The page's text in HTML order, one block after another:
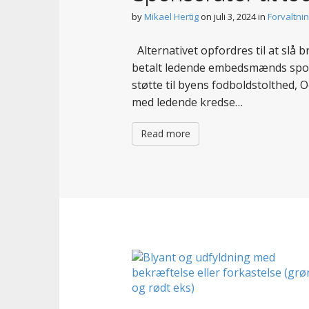
t
byMikael Hertigon juli 3, 2024in
Alternativet opfordres til at slå
betalt ledende embedsmænds
støtte til byens fodboldstolthed,
med ledende kredse…
Read more